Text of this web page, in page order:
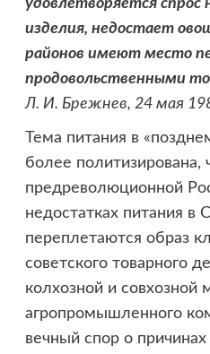
удовлетворяется спрос
изделия, недостает
районов имеют место
продовольственными
Л. И. Брежнев, 24 мая
Тема питания в
более политизирована,
предреволюционной
недостатках питания в
переплетаются образ
советского товарного
колхозной и совхозной
агропромышленного
вечный спор о